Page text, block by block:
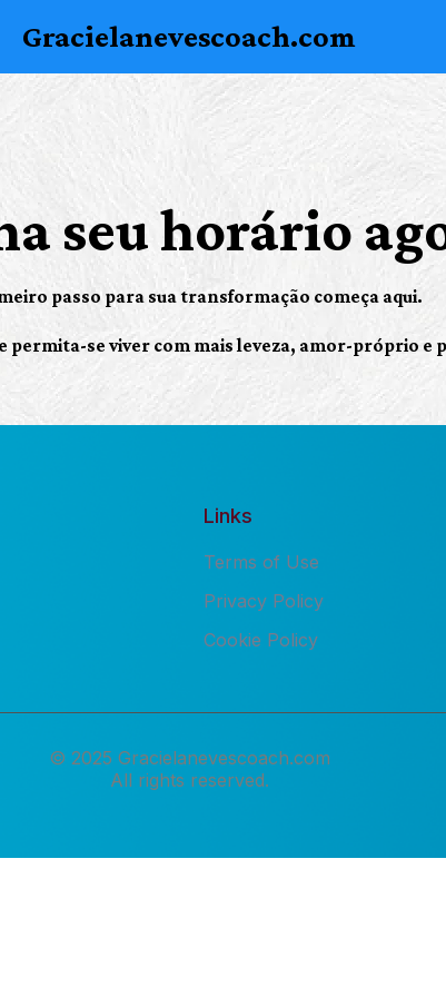
Gracielanevescoach.com
seu horário
passo para sua transformação começa aqui.
permita-se viver com mais leveza, amor-próprio e
Links
Terms of Use
Privacy Policy
Cookie Policy
© 2025 Gracielanevescoach.com
All rights reserved.